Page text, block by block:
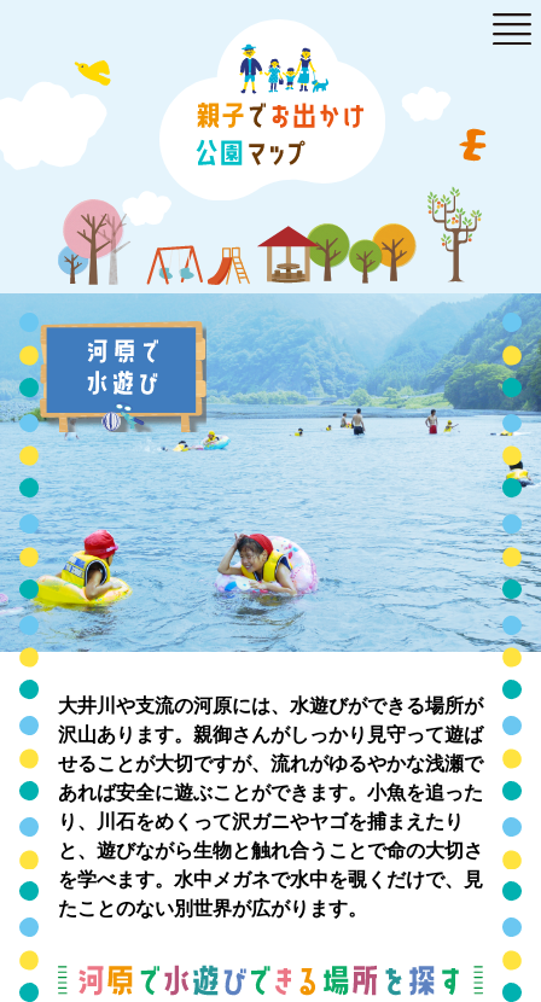
大井川や支流の河原には、水遊びができる場所が
沢山あります。親御さんがしっかり見守って遊ば
せることが大切ですが、流れがゆるやかな浅瀬で
あれば安全に遊ぶことができます。小魚を追った
り、川石をめくって沢ガニやヤゴを捕まえたり
と、遊びながら生物と触れ合うことで命の大切さ
を学べます。水中メガネで水中を覗くだけで、見
たことのない別世界が広がります。